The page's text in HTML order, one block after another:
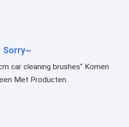
Sorry~
car cleaning brushes" Komen
Met Producten.